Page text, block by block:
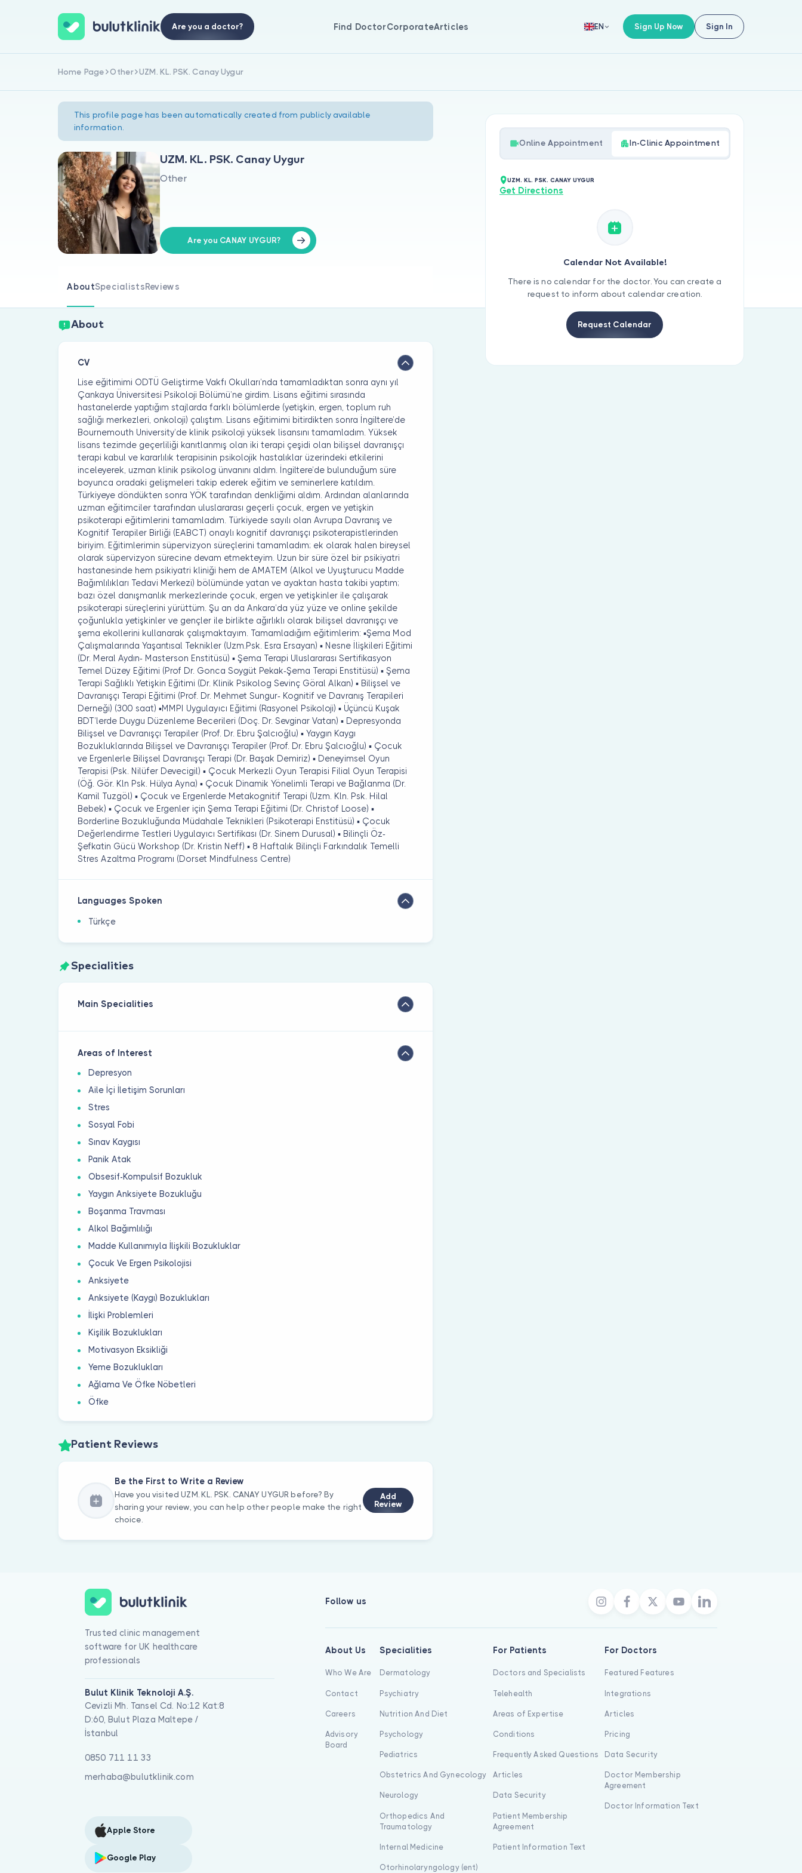
Are you a doctor? Find DoctorCorporateArticles EN Sign Up Now Sign In
Home Page Other UZM. KL. PSK. Canay Uygur
This profile page has been automatically created from publicly available
information.
UZM. KL. PSK. Canay Uygur
Other
Are you CANAY UYGUR?
AboutSpecialistsReviews
About
CV
Lise eğitimimi ODTÜ Geliştirme Vakfı Okulları’nda tamamladıktan sonra aynı yıl
Çankaya Üniversitesi Psikoloji Bölümü’ne girdim. Lisans eğitimi sırasında
hastanelerde yaptığım stajlarda farklı bölümlerde (yetişkin, ergen, toplum ruh
sağlığı merkezleri, onkoloji) çalıştım. Lisans eğitimimi bitirdikten sonra İngiltere’de
Bournemouth University’de klinik psikoloji yüksek lisansını tamamladım. Yüksek
lisans tezimde geçerliliği kanıtlanmış olan iki terapi çeşidi olan bilişsel davranışçı
terapi kabul ve kararlılık terapisinin psikolojik hastalıklar üzerindeki etkilerini
inceleyerek, uzman klinik psikolog ünvanını aldım. İngiltere’de bulunduğum süre
boyunca oradaki gelişmeleri takip ederek eğitim ve seminerlere katıldım.
Türkiyeye döndükten sonra YÖK tarafından denkliğimi aldım. Ardından alanlarında
uzman eğitimciler tarafından uluslararası geçerli çocuk, ergen ve yetişkin
psikoterapi eğitimlerini tamamladım. Türkiyede sayılı olan Avrupa Davranış ve
Kognitif Terapiler Birliği (EABCT) onaylı kognitif davranışçı psikoterapistlerinden
biriyim. Eğitimlerimin süpervizyon süreçlerini tamamladım; ek olarak halen bireysel
olarak süpervizyon sürecine devam etmekteyim. Uzun bir süre özel bir psikiyatri
hastanesinde hem psikiyatri kliniği hem de AMATEM (Alkol ve Uyuşturucu Madde
Bağımlılıkları Tedavi Merkezi) bölümünde yatan ve ayaktan hasta takibi yaptım;
bazı özel danışmanlık merkezlerinde çocuk, ergen ve yetişkinler ile çalışarak
psikoterapi süreçlerini yürüttüm. Şu an da Ankara’da yüz yüze ve online şekilde
çoğunlukla yetişkinler ve gençler ile birlikte ağırlıklı olarak bilişsel davranışçı ve
şema ekollerini kullanarak çalışmaktayım. Tamamladığım eğitimlerim: ▪Şema Mod
Çalışmalarında Yaşantısal Teknikler (Uzm.Psk. Esra Ersayan) ▪ Nesne İlişkileri Eğitimi
(Dr. Meral Aydın- Masterson Enstitüsü) ▪ Şema Terapi Uluslararası Sertifikasyon
Temel Düzey Eğitimi (Prof Dr. Gonca Soygüt Pekak-Şema Terapi Enstitüsü) ▪ Şema
Terapi Sağlıklı Yetişkin Eğitimi (Dr. Klinik Psikolog Sevinç Göral Alkan) ▪ Bilişsel ve
Davranışçı Terapi Eğitimi (Prof. Dr. Mehmet Sungur- Kognitif ve Davranış Terapileri
Derneği) (300 saat) ▪MMPI Uygulayıcı Eğitimi (Rasyonel Psikoloji) ▪ Üçüncü Kuşak
BDT’lerde Duygu Düzenleme Becerileri (Doç. Dr. Sevginar Vatan) ▪ Depresyonda
Bilişsel ve Davranışçı Terapiler (Prof. Dr. Ebru Şalcıoğlu) ▪ Yaygın Kaygı
Bozukluklarında Bilişsel ve Davranışçı Terapiler (Prof. Dr. Ebru Şalcıoğlu) ▪ Çocuk
ve Ergenlerle Bilişsel Davranışçı Terapi (Dr. Başak Demiriz) ▪ Deneyimsel Oyun
Terapisi (Psk. Nilüfer Devecigil) ▪ Çocuk Merkezli Oyun Terapisi Filial Oyun Terapisi
(Öğ. Gör. Kln Psk. Hülya Ayna) ▪ Çocuk Dinamik Yönelimli Terapi ve Bağlanma (Dr.
Kamil Tuzgöl) ▪ Çocuk ve Ergenlerde Metakognitif Terapi (Uzm. Kln. Psk. Hilal
Bebek) ▪ Çocuk ve Ergenler için Şema Terapi Eğitimi (Dr. Christof Loose) ▪
Borderline Bozukluğunda Müdahale Teknikleri (Psikoterapi Enstitüsü) ▪ Çocuk
Değerlendirme Testleri Uygulayıcı Sertifikası (Dr. Sinem Durusal) ▪ Bilinçli Öz-
Şefkatin Gücü Workshop (Dr. Kristin Neff) ▪ 8 Haftalık Bilinçli Farkındalık Temelli
Stres Azaltma Programı (Dorset Mindfulness Centre)
Languages Spoken
Türkçe
Specialities
Main Specialities
Areas of Interest
Depresyon
Aile İçi İletişim Sorunları
Stres
Sosyal Fobi
Sınav Kaygısı
Panik Atak
Obsesif-Kompulsif Bozukluk
Yaygın Anksiyete Bozukluğu
Boşanma Travması
Alkol Bağımlılığı
Madde Kullanımıyla İlişkili Bozukluklar
Çocuk Ve Ergen Psikolojisi
Anksiyete
Anksiyete (Kaygı) Bozuklukları
İlişki Problemleri
Kişilik Bozuklukları
Motivasyon Eksikliği
Yeme Bozuklukları
Ağlama Ve Öfke Nöbetleri
Öfke
Patient Reviews
Be the First to Write a Review
Have you visited UZM. KL. PSK. CANAY UYGUR before? By
sharing your review, you can help other people make the right
choice.
Add
Review
Online Appointment In-Clinic Appointment
UZM. KL. PSK. CANAY UYGUR
Get Directions
Calendar Not Available!
There is no calendar for the doctor. You can create a
request to inform about calendar creation.
Request Calendar
Trusted clinic management
software for UK healthcare
professionals
Bulut Klinik Teknoloji A.Ş.
Cevizli Mh. Tansel Cd. No:12 Kat:8
D:60, Bulut Plaza Maltepe /
İstanbul
0850 711 11 33
merhaba@bulutklinik.com
Apple Store
Google Play
Follow us
About Us
Who We Are
Contact
Careers
Advisory
Board
Specialities
Dermatology
Psychiatry
Nutrition And Diet
Psychology
Pediatrics
Obstetrics And Gynecology
Neurology
Orthopedics And
Traumatology
Internal Medicine
Otorhinolaryngology (ent)
For Patients
Doctors and Specialists
Telehealth
Areas of Expertise
Conditions
Frequently Asked Questions
Articles
Data Security
Patient Membership
Agreement
Patient Information Text
For Doctors
Featured Features
Integrations
Articles
Pricing
Data Security
Doctor Membership
Agreement
Doctor Information Text